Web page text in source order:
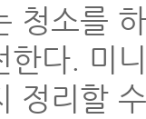
청소를
한다. 미
정리할